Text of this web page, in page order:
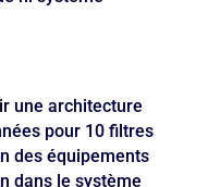
une architecture
pour 10 filtres
des équipements
dans le système